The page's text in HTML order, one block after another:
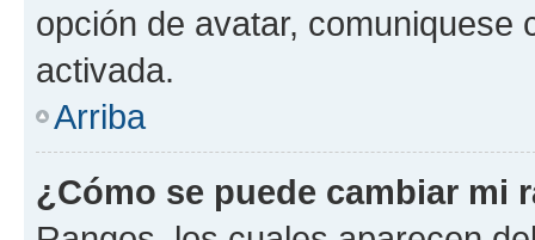
opción de avatar, comuniquese
activada.
Arriba
¿Cómo se puede cambiar mi